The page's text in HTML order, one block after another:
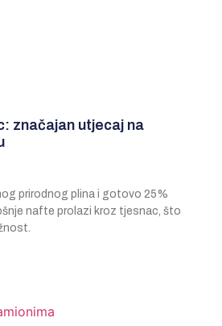
značajan utjecaj na
prirodnog plina i gotovo 25%
nafte prolazi kroz tjesnac, što